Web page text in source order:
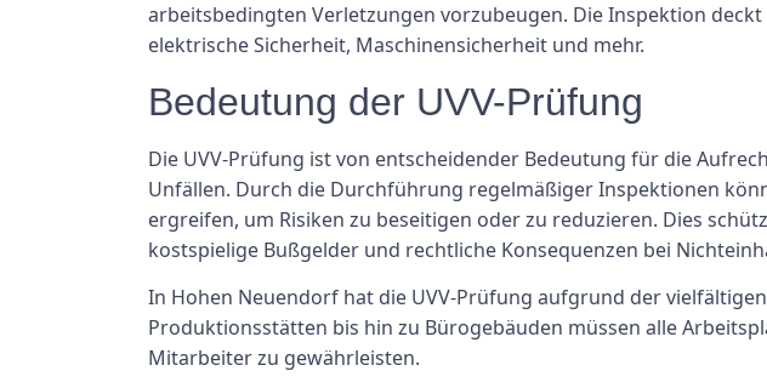
arbeitsbedingten Verletzungen vorzubeugen. Die Inspektion
elektrische Sicherheit, Maschinensicherheit und mehr.
Bedeutung der UVV-Prüfung
Die UVV-Prüfung ist von entscheidender Bedeutung für die
Unfällen. Durch die Durchführung regelmäßiger Inspektionen
ergreifen, um Risiken zu beseitigen oder zu reduzieren. Dies
kostspielige Bußgelder und rechtliche Konsequenzen bei
In Hohen Neuendorf hat die UVV-Prüfung aufgrund der
Produktionsstätten bis hin zu Bürogebäuden müssen alle
Mitarbeiter zu gewährleisten.